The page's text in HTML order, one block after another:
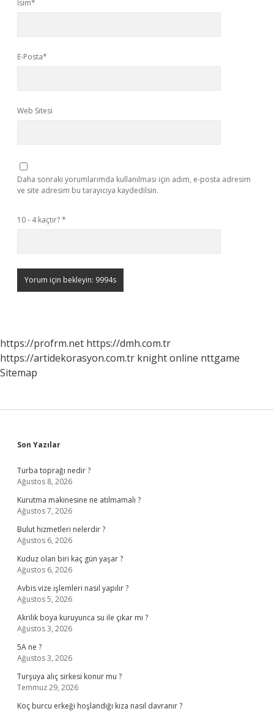
İsim*
E-Posta*
Web Sitesi
Daha sonraki yorumlarımda kullanılması için adım, e-posta adresim
ve site adresim bu tarayıcıya kaydedilsin.
10 - 4 kaçtır?*
https://profrm.net https://dmh.com.tr
https://artidekorasyon.com.tr knight online nttgame
Sitemap
Sidebar
Son Yazılar
Turba toprağı nedir ?
Ağustos 8, 2026
Kurutma makinesine ne atılmamalı ?
Ağustos 7, 2026
Bulut hizmetleri nelerdir ?
Ağustos 6, 2026
Kuduz olan biri kaç gün yaşar ?
Ağustos 6, 2026
Avbis vize işlemleri nasıl yapılır ?
Ağustos 5, 2026
Akrilik boya kuruyunca su ile çıkar mı ?
Ağustos 3, 2026
5A ne ?
Ağustos 3, 2026
Turşuya alıç sirkesi konur mu ?
Temmuz 29, 2026
Koç burcu erkeği hoşlandığı kıza nasıl davranır ?